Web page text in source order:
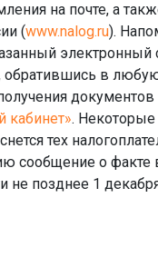
на почте, а
(www.nalog.ru).
электронный
обратившись в
кабинет».
тех
сообщение о
не позднее 1